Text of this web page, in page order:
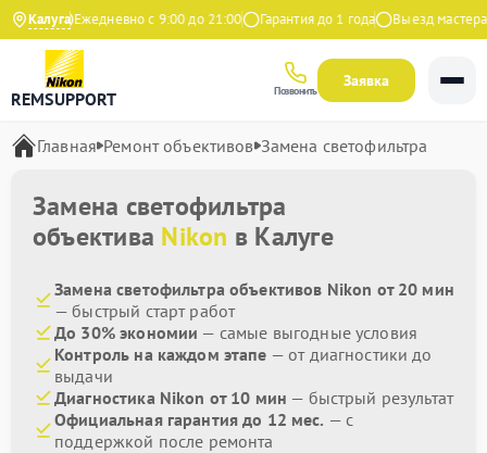
КалугаЕжедневно с 9:00 до 21:00 Гарантия до 1 года Выезд мастера
REMSUPPORT Позвонить
Заявка
Главная Ремонт объективов Замена светофильтра
Замена светофильтра
объектива Nikon в Калуге
Замена светофильтра объективов Nikon от 20 мин
— быстрый старт работ
До 30% экономии — самые выгодные условия
Контроль на каждом этапе — от диагностики до
выдачи
Диагностика Nikon от 10 мин — быстрый результат
Официальная гарантия до 12 мес. — с
поддержкой после ремонта